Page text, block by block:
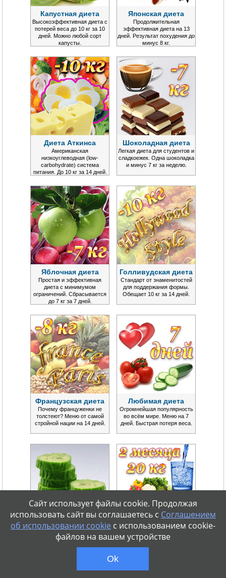
Капустная диета
Высокоэффективная диета с
потерей веса до 10 кг за 10
дней. Можно любой сорт
капусты.
Японская диета
Продолжительная
эффективная диета на 13
дней. Результат похудения до
минус 8 кг.
Диета Аткинса
Американская
низкоуглеводная (low-
carbohydrate) система
питания. До 10 кг за 14 дней.
Шоколадная диета
Легкая диета для студентов и
сладкоежек. Одна шоколадка
и минус 7 кг за неделю.
Яблочная диета
Простая и эффективная
диета с минимумом
ограничений. Сбрасывается
до 7 кг за 7 дней.
Голливудская диета
Стандарт от знаменитостей
для поддержания формы.
Обещает 10 кг за 14 дней.
Французская диета
Почему француженки не
толстеют? Меню от самой
стройной нации на 14 дней.
Любимая диета
Огромнейшая популярность
во всём мире. Меню на 7
дней. Быстрая потеря веса.
Огуречная диета
Сезонная популярная диета в
Диета Монтиньяка
Эффективная система
Сайт использует файлы cookie. Продолжая
использовать сайт вы соглашаетесь с Соглашением
об использовании cookieс использованием cookie-
файлов на вашем устройстве
Ok